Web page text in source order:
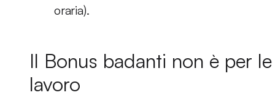
oraria).
Il Bonus badanti non è per
lavoro